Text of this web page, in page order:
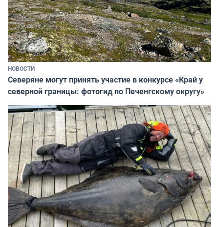
НОВОСТИ
Северяне могут принять участие в конкурсе «Край у
северной границы: фотогид по Печенгскому округу»